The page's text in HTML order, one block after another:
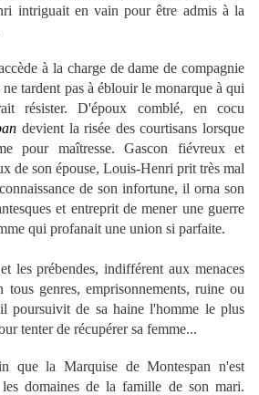
intriguait en vain pour être admis à la
à la charge de dame de compagnie
ne tardent pas à éblouir le monarque à qui
résister.
D'époux comblé, en cocu
devient la risée des courtisans lorsque
pour maîtresse. Gascon fiévreux et
de son épouse, Louis-Henri prit très mal
de son infortune, il orna son
et entreprit de mener une guerre
qui profanait une union si parfaite.
les prébendes, indifférent aux menaces
tous genres, emprisonnements, ruine ou
il poursuivit de sa haine l'homme le plus
tenter de récupérer sa femme...
que la Marquise de Montespan n'est
les domaines de la famille de son mari.